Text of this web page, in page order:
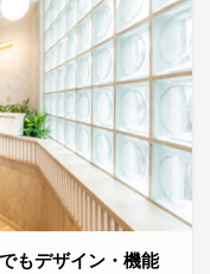
もデザイン・機能